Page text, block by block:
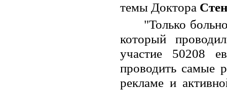
темы Доктора
"Только
который
участие 50208
проводить самые
рекламе и